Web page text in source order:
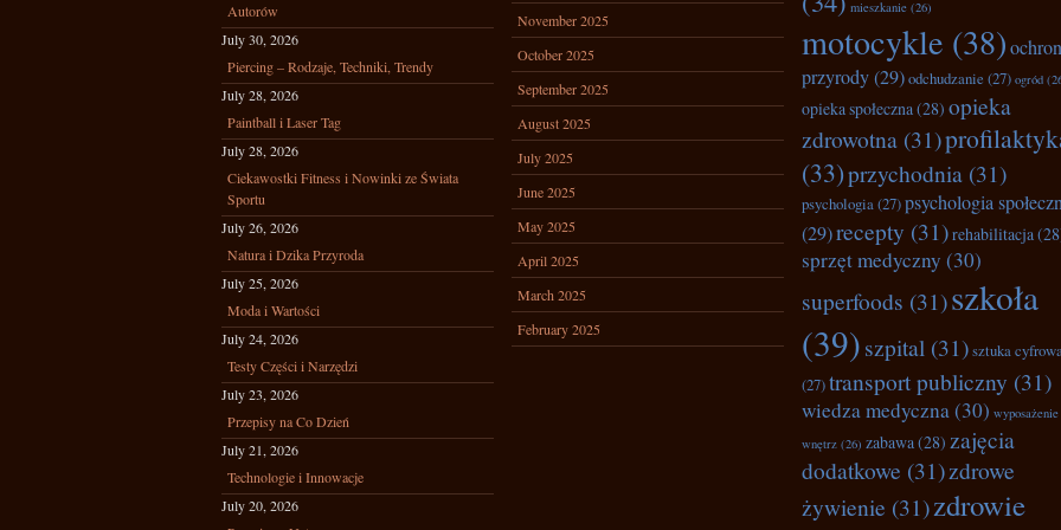
Autorów
July 30, 2026
Piercing – Rodzaje, Techniki, Trendy
July 28, 2026
Paintball i Laser Tag
July 28, 2026
Ciekawostki Fitness i Nowinki ze Świata
Sportu
July 26, 2026
Natura i Dzika Przyroda
July 25, 2026
Moda i Wartości
July 24, 2026
Testy Części i Narzędzi
July 23, 2026
Przepisy na Co Dzień
July 21, 2026
Technologie i Innowacje
July 20, 2026
November 2025
October 2025
September 2025
August 2025
July 2025
June 2025
May 2025
April 2025
March 2025
February 2025
mieszkanie (26)
motocykle (38)
przyrody(29)odchudzanie (27) ogród
opieka społeczna(28) opieka
zdrowotna (31)
(33)przychodnia (31)
psychologia(27)psychologia
(29)recepty (31)rehabilitacja
sprzęt medyczny (30)
superfoods (31)szkoła
(39)szpital (31)sztuka
(27)transport publiczny (31)
wiedza medyczna(30) wyposażenie
wnętrz (26) zabawa(28) zajęcia
dodatkowe (31)zdrowe
żywienie (31)zdrowie